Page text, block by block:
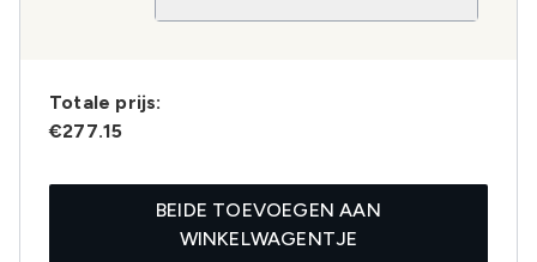
Totale prijs:
€277.15
BEIDE TOEVOEGEN AAN
WINKELWAGENTJE